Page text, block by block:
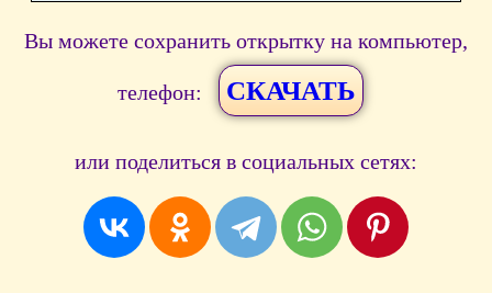
Вы можете сохранить открытку на компьютер,
телефон: СКАЧАТЬ
или поделиться в социальных сетях: